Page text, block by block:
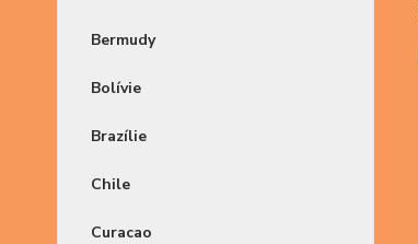
Bermudy
Bolívie
Brazílie
Chile
Curacao